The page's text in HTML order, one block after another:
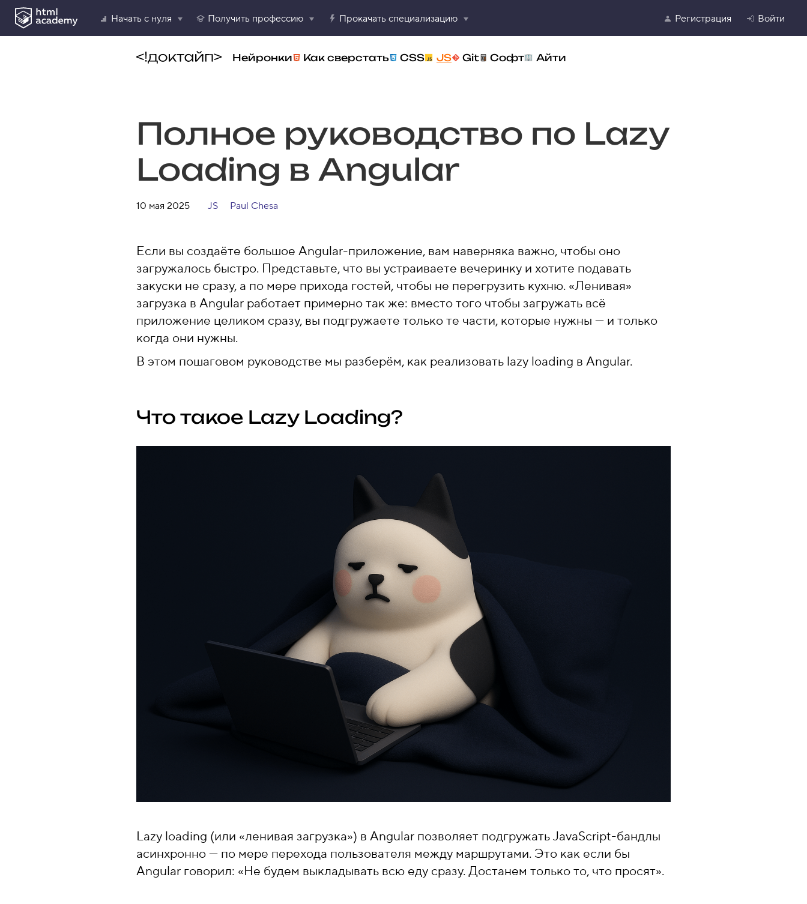
Начать с нуля Получить профессию Прокачать специализацию Регистрация Войти
Нейронки Как сверстать CSS JS Git Софт Айти
Полное руководство по Lazy
Loading в Angular
10 мая 2025 JS Paul Chesa
Если вы создаёте большое Angular-приложение, вам наверняка важно, чтобы оно
загружалось быстро. Представьте, что вы устраиваете вечеринку и хотите подавать
закуски не сразу, а по мере прихода гостей, чтобы не перегрузить кухню. «Ленивая»
загрузка в Angular работает примерно так же: вместо того чтобы загружать всё
приложение целиком сразу, вы подгружаете только те части, которые нужны — и только
когда они нужны.
В этом пошаговом руководстве мы разберём, как реализовать lazy loading в Angular.
Что такое Lazy Loading?
Lazy loading (или «ленивая загрузка») в Angular позволяет подгружать JavaScript-бандлы
асинхронно — по мере перехода пользователя между маршрутами. Это как если бы
Angular говорил: «Не будем выкладывать всю еду сразу. Достанем только то, что просят».